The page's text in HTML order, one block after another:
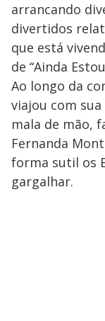
arrancando
divertidos
que está
de “Ainda
Ao longo da
viajou com
mala de mão,
Fernanda
forma sutil os
gargalhar.